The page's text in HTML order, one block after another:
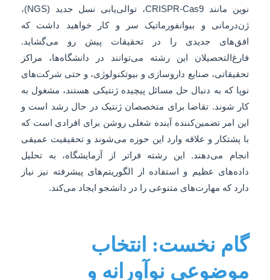
نوین مانند CRISPR-Cas9، توالی‌یابی نسل جدید (NGS)،
ژن‌درمانی و بیوانفورماتیک سر و کار خواهید داشت که
افق‌های جدیدی را در تحقیقات پیش رو می‌گشاید.
فارغ‌التحصیلان این رشته می‌توانند در دانشگاه‌ها، مراکز
تحقیقاتی، صنایع داروسازی و بیوتکنولوژی، و حتی شرکت‌های
نوپا که به دنبال حل مسائل پیچیده ژنتیکی هستند، مشغول به
کار شوند. تقاضا برای متخصصان ژنتیک در حال رشد است و
این امر تضمین‌کننده آینده شغلی روشن برای افرادی است که
با پشتکار و علاقه وارد این حوزه می‌شوند و تحقیقیت عمیقی
انجام می‌دهند. این رشته فراتر از آزمایشگاه، به تحلیل
داده‌های عظیم و استفاده از الگوریتم‌های پیشرفته نیز نیاز
دارد که مهارت‌های متنوعی را در دانشجو ایجاد می‌کند.
گام نخست: انتخاب
موضوعی نوآورانه و